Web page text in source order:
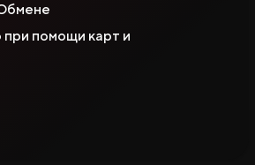
помощи карт и